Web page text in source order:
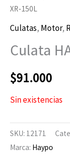
XR-150L
Culatas, Motor,
Culata
$91.000
Sin existencias
SKU: 12171
Marca: Haypo